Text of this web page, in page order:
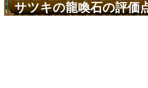
サツキの龍喚石の評価